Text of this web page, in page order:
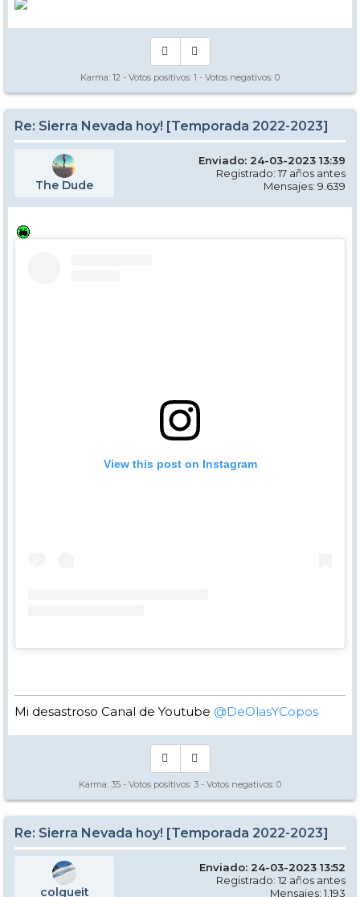
Karma: 12 - Votos positivos: 1 - Votos negativos: 0
Re: Sierra Nevada hoy! [Temporada 2022-2023]
The Dude
Enviado: 24-03-2023 13:39
Registrado: 17 años antes
Mensajes: 9.639
View this post on Instagram
Mi desastroso Canal de Youtube @DeOlasYCopos
Karma: 35 - Votos positivos: 3 - Votos negativos: 0
Re: Sierra Nevada hoy! [Temporada 2022-2023]
colgueit
Enviado: 24-03-2023 13:52
Registrado: 12 años antes
Mensajes: 1.193